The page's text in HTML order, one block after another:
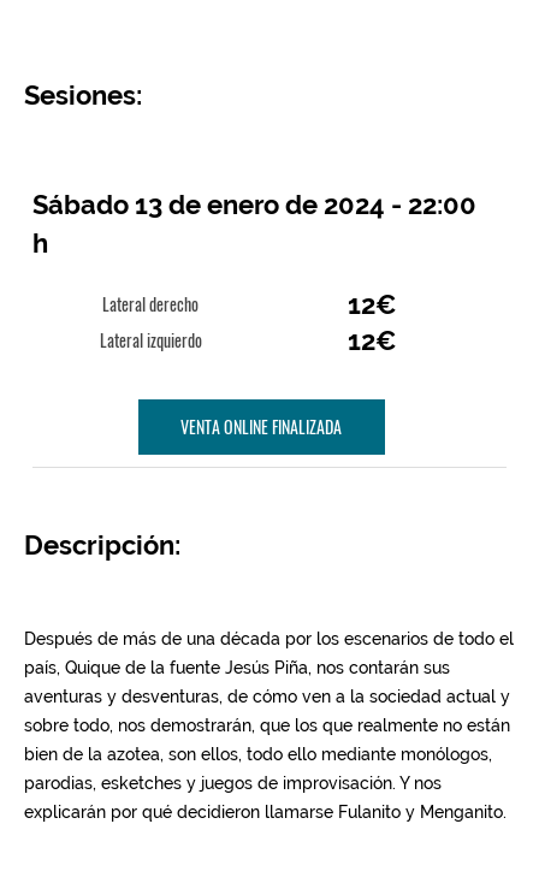
Sesiones:
Sábado 13 de enero de 2024 - 22:00
h
Lateral derecho 12€
Lateral izquierdo 12€
VENTA ONLINE FINALIZADA
Descripción: